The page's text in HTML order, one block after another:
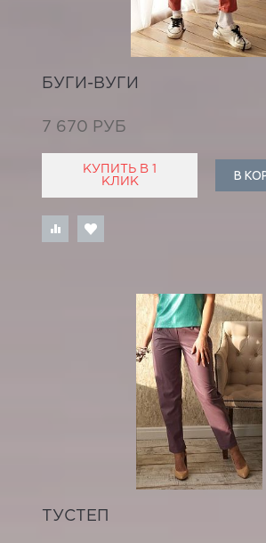
БУГИ-ВУГИ
7 670 РУБ
КУПИТЬ В 1
КЛИК
В
ТУСТЕП